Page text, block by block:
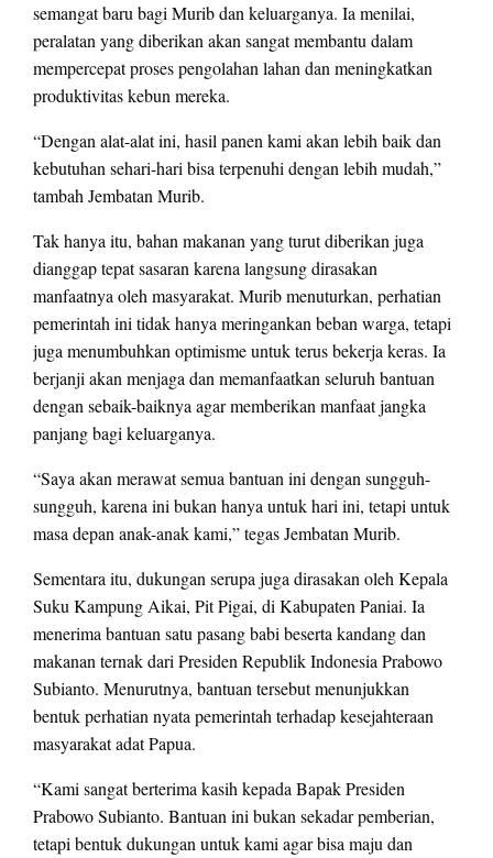
semangat baru bagi Murib dan keluarganya. Ia menilai,
peralatan yang diberikan akan sangat membantu dalam
mempercepat proses pengolahan lahan dan meningkatkan
produktivitas kebun mereka.
“Dengan alat-alat ini, hasil panen kami akan lebih baik dan
kebutuhan sehari-hari bisa terpenuhi dengan lebih mudah,”
tambah Jembatan Murib.
Tak hanya itu, bahan makanan yang turut diberikan juga
dianggap tepat sasaran karena langsung dirasakan
manfaatnya oleh masyarakat. Murib menuturkan, perhatian
pemerintah ini tidak hanya meringankan beban warga, tetapi
juga menumbuhkan optimisme untuk terus bekerja keras. Ia
berjanji akan menjaga dan memanfaatkan seluruh bantuan
dengan sebaik-baiknya agar memberikan manfaat jangka
panjang bagi keluarganya.
“Saya akan merawat semua bantuan ini dengan sungguh-
sungguh, karena ini bukan hanya untuk hari ini, tetapi untuk
masa depan anak-anak kami,” tegas Jembatan Murib.
Sementara itu, dukungan serupa juga dirasakan oleh Kepala
Suku Kampung Aikai, Pit Pigai, di Kabupaten Paniai. Ia
menerima bantuan satu pasang babi beserta kandang dan
makanan ternak dari Presiden Republik Indonesia Prabowo
Subianto. Menurutnya, bantuan tersebut menunjukkan
bentuk perhatian nyata pemerintah terhadap kesejahteraan
masyarakat adat Papua.
“Kami sangat berterima kasih kepada Bapak Presiden
Prabowo Subianto. Bantuan ini bukan sekadar pemberian,
tetapi bentuk dukungan untuk kami agar bisa maju dan